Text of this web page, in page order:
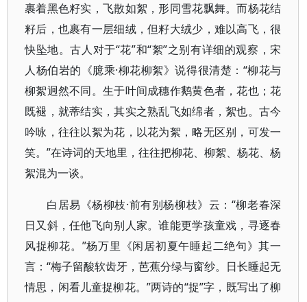
裹着黑色籽实，飞散如絮，形同雪花飘舞。而杨花结
籽后，也裹有一层细绒，但籽大绒少，难以高飞，很
快坠地。古人对于“花”和“絮”之别有详细的观察，宋
人杨伯岩的《臆乘·柳花柳絮》说得很清楚：“柳花与
柳絮迥然不同。生于叶间成穗作鹅黄色者，花也；花
既褪，就蒂结实，其实之熟乱飞如绵者，絮也。古今
吟咏，往往以絮为花，以花为絮，略无区别，可发一
笑。”在诗词的天地里，往往把柳花、柳絮、杨花、杨
絮混为一谈。
白居易《杨柳枝·前有别杨柳枝》云：“柳老春深
日又斜，任他飞向别人家。谁能更学孩童戏，寻逐春
风捉柳花。”杨万里《闲居初夏午睡起二绝句》其一
言：“梅子留酸软齿牙，芭蕉分绿与窗纱。日长睡起无
情思，闲看儿童捉柳花。”两诗的“捉”字，既写出了柳